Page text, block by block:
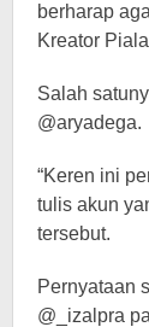
berharap
Kreator
Salah
@aryadega.
“Keren ini
tulis akun
tersebut.
Pernyataan
@_izalpra